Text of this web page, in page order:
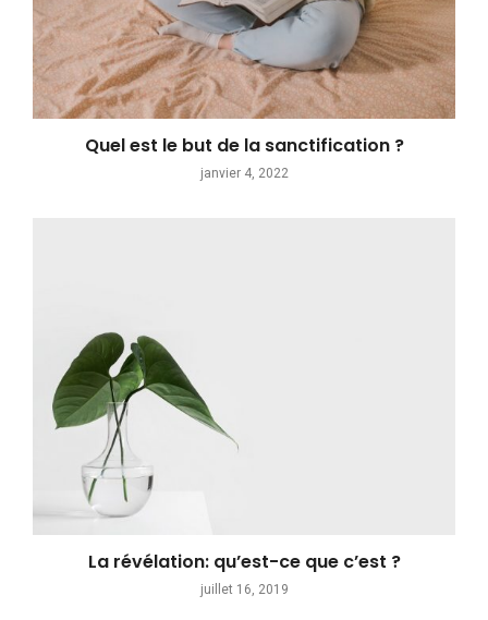
Quel est le but de la sanctification ?
janvier 4, 2022
La révélation: qu’est-ce que c’est ?
juillet 16, 2019